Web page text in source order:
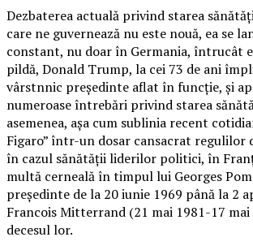
Dezbaterea actuală privind starea
care ne guvernează nu este nouă, ea se
constant, nu doar în Germania, întrucât
pildă, Donald Trump, la cei 73 de ani
vârstnnic preşedinte aflat în funcţie, şi
numeroase întrebări privind starea
asemenea, aşa cum sublinia recent
Figaro” într-un dosar cansacrat regulilor
în cazul sănătăţii liderilor politici, în
multă cerneală în timpul lui Georges
preşedinte de la 20 iunie 1969 până la 2
Francois Mitterrand (21 mai 1981-17 mai
decesul lor.